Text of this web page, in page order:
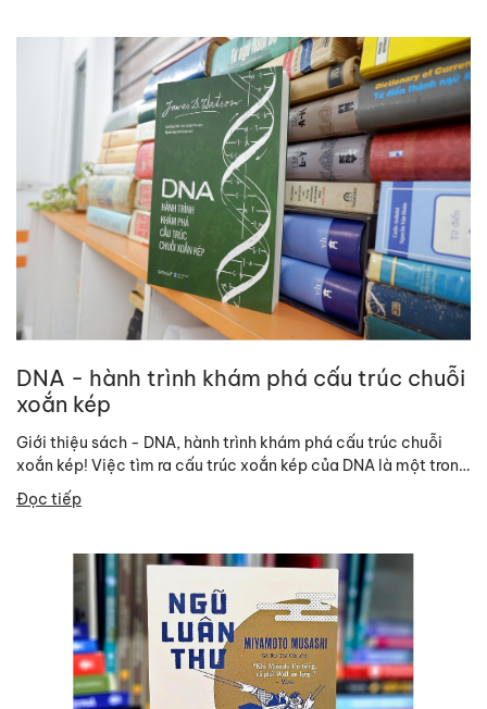
DNA - hành trình khám phá cấu trúc chuỗi
xoắn kép
Giới thiệu sách - DNA, hành trình khám phá cấu trúc chuỗi
xoắn kép! Việc tìm ra cấu trúc xoắn kép của DNA là một trong
những...
Đọc tiếp